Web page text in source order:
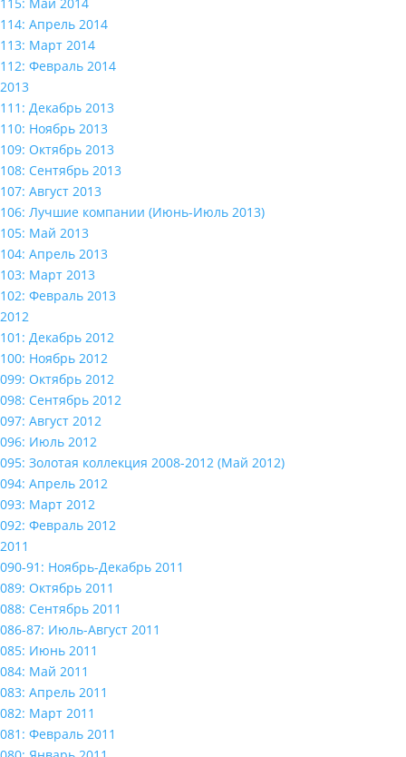
114: Апрель 2014
113: Март 2014
112: Февраль 2014
2013
111: Декабрь 2013
110: Ноябрь 2013
109: Октябрь 2013
108: Сентябрь 2013
107: Август 2013
106: Лучшие компании (Июнь-Июль 2013)
105: Май 2013
104: Апрель 2013
103: Март 2013
102: Февраль 2013
2012
101: Декабрь 2012
100: Ноябрь 2012
099: Октябрь 2012
098: Сентябрь 2012
097: Август 2012
096: Июль 2012
095: Золотая коллекция 2008-2012 (Май 2012)
094: Апрель 2012
093: Март 2012
092: Февраль 2012
2011
090-91: Ноябрь-Декабрь 2011
089: Октябрь 2011
088: Сентябрь 2011
086-87: Июль-Август 2011
085: Июнь 2011
084: Май 2011
083: Апрель 2011
082: Март 2011
081: Февраль 2011